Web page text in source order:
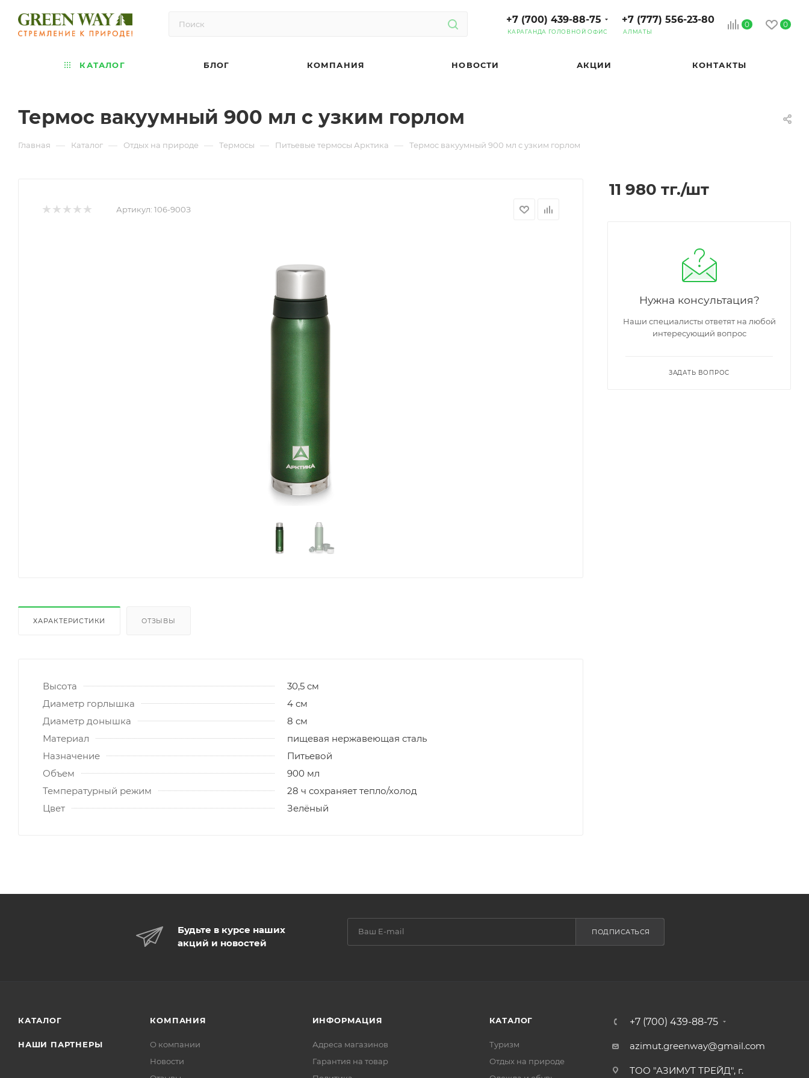
0 0
+7 (777) 556-23-80
АЛМАТЫ
+7 (700) 439-88-75
КАРАГАНДА ГОЛОВНОЙ ОФИС
КАТАЛОГ БЛОГ КОМПАНИЯ НОВОСТИ АКЦИИ КОНТАКТЫ
Термос вакуумный 900 мл с узким горлом
Главная — Каталог — Отдых на природе — Термосы — Питьевые термосы Арктика — Термос вакуумный 900 мл с узким горлом
Артикул: 106-900З
ХАРАКТЕРИСТИКИ ОТЗЫВЫ
Высота
30,5 см
Диаметр горлышка
4 см
Диаметр донышка
8 см
Материал
пищевая нержавеющая сталь
Назначение
Питьевой
Объем
900 мл
Температурный режим
28 ч сохраняет тепло/холод
Цвет
Зелёный
11 980 тг./шт
Нужна консультация?
Наши специалисты ответят на любой
интересующий вопрос
ЗАДАТЬ ВОПРОС
Будьте в курсе наших
акций и новостей
ПОДПИСАТЬСЯ
КАТАЛОГ
НАШИ ПАРТНЕРЫ
КОМПАНИЯ
О компании
Новости
ИНФОРМАЦИЯ
Адреса магазинов
Гарантия на товар
КАТАЛОГ
Туризм
Отдых на природе
+7 (700) 439-88-75
azimut.greenway@gmail.com
ТОО "АЗИМУТ ТРЕЙД", г.